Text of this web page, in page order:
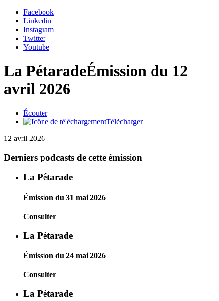
Facebook
Linkedin
Instagram
Twitter
Youtube
La PétaradeÉmission du 12
avril 2026
Écouter
Télécharger
12 avril 2026
Derniers podcasts de cette émission
La Pétarade
Émission du 31 mai 2026
Consulter
La Pétarade
Émission du 24 mai 2026
Consulter
La Pétarade